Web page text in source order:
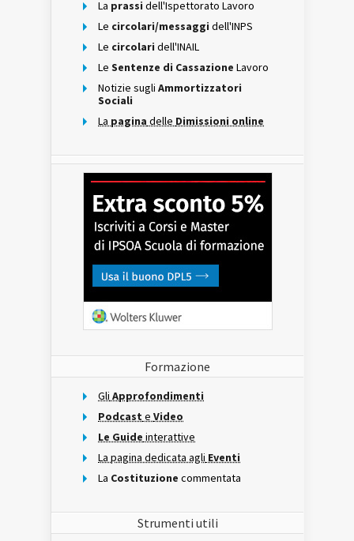
La prassi dell'Ispettorato Lavoro
Le circolari/messaggi dell'INPS
Le circolari dell'INAIL
Le Sentenze di Cassazione Lavoro
Notizie sugli Ammortizzatori
Sociali
La pagina delle Dimissioni online
Formazione
Gli Approfondimenti
Podcast e Video
Le Guide interattive
La pagina dedicata agli Eventi
La Costituzione commentata
Strumenti utili